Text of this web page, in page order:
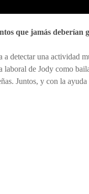
que jamás
detectar una actividad
laboral de Jody como
Juntos, y con la